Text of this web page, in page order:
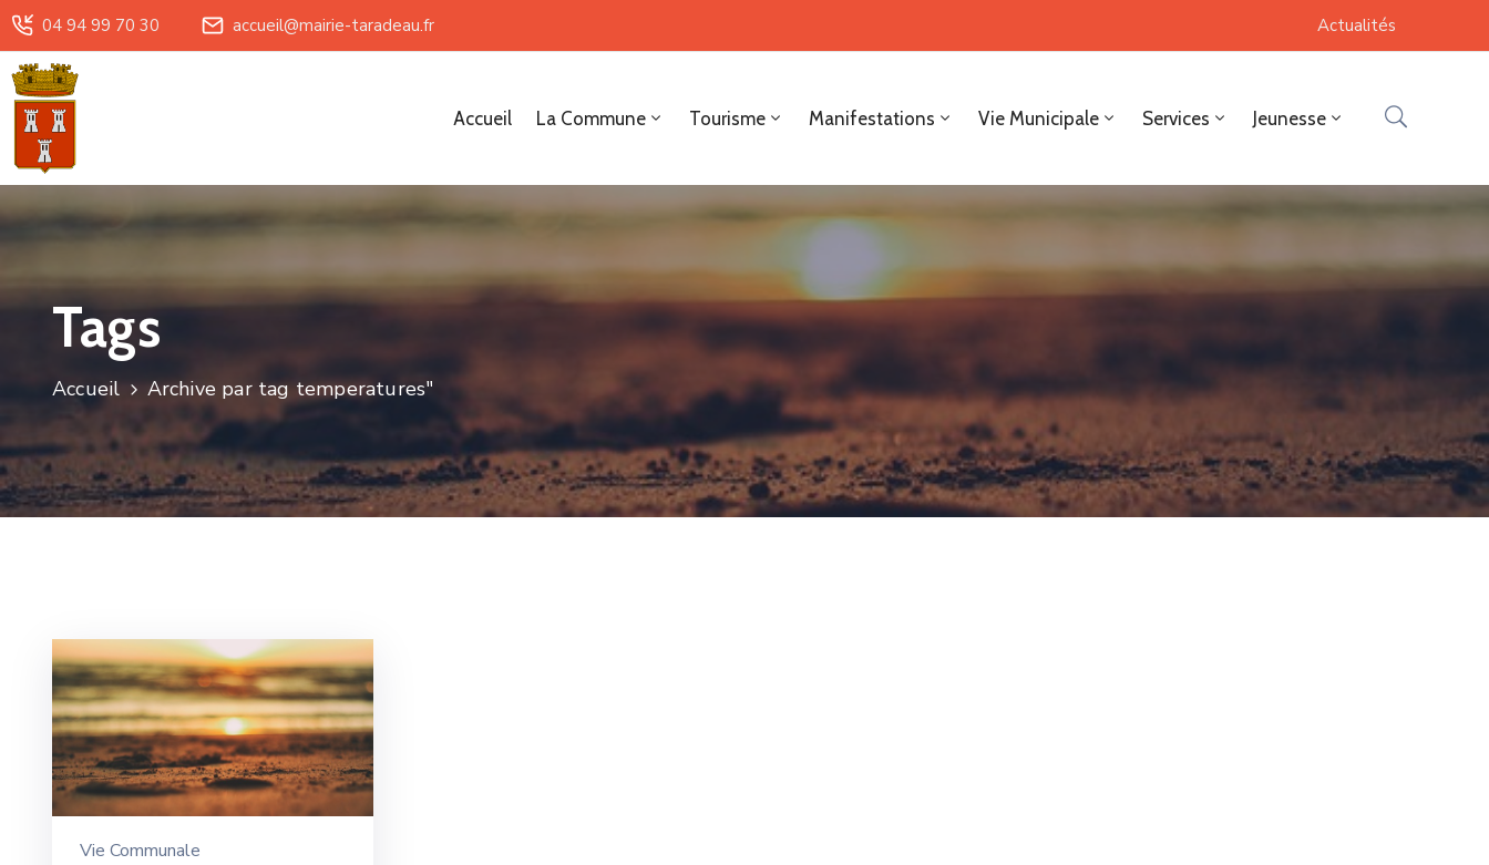
04 94 99 70 30 accueil@mairie-taradeau.fr Actualités
Accueil La Commune Tourisme Manifestations Vie Municipale Services Jeunesse
Tags
Accueil Archive par tag temperatures"
Vie Communale